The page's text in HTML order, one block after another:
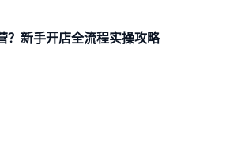
？新手开店全流程实操攻略